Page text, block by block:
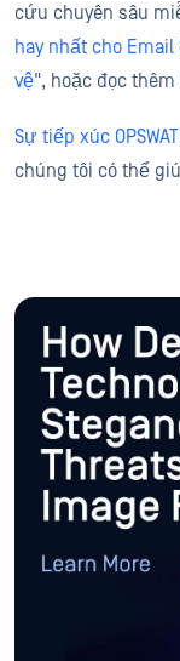
cứu chuyên sâu
hay nhất cho
vệ", hoặc đọc
Sự tiếp xúc OPSWAT
chúng tôi có thể